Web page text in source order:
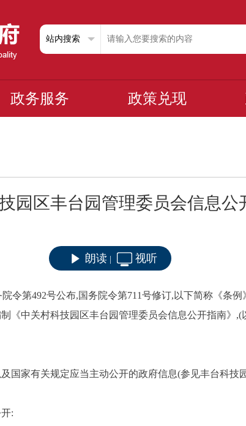
政务服务 政策兑现
园区丰台园管理委员会信息公
朗读 视听
令第492号公布,国务院令第711号修订,以下简称《条例
《中关村科技园区丰台园管理委员会信息公开指南》,(
国家有关规定应当主动公开的政府信息(参见丰台科技
: